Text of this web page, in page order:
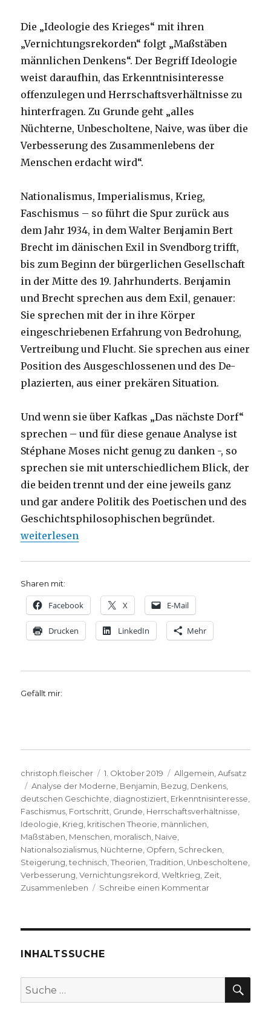
Die „Ideologie des Krieges“ mit ihren
„Vernichtungsrekorden“ folgt „Maßstäben
männlichen Denkens“. Der Begriff Ideologie
weist daraufhin, das Erkenntnisinteresse
offenzulegen und Herrschaftsverhältnisse zu
hinterfragen. Zu Grunde geht „alles
Nüchterne, Unbescholtene, Naive, was über die
Verbesserung des Zusammenlebens der
Menschen erdacht wird“.
Nationalismus, Imperialismus, Krieg,
Faschismus – so führt die Spur zurück aus
dem Jahr 1934, in dem Walter Benjamin Bert
Brecht im dänischen Exil in Svendborg trifft,
bis zum Beginn der bürgerlichen Gesellschaft
in der Mitte des 19. Jahrhunderts. Benjamin
und Brecht sprechen aus dem Exil, genauer:
Sie sprechen mit der in ihre Körper
eingeschriebenen Erfahrung von Bedrohung,
Vertreibung und Flucht. Sie sprechen aus einer
Position des Ausgeschlossenen und des De-
plazierten, aus einer prekären Situation.
Und wenn sie über Kafkas „Das nächste Dorf“
sprechen – und für diese genaue Analyse ist
Stéphane Moses nicht genug zu danken -, so
sprechen sie mit unterschiedlichem Blick, der
die beiden trennt und der eine jeweils ganz
und gar andere Politik des Poetischen und des
Geschichtsphilosophischen begründet.
„Die eingeschriebenen Spuren des Faschismus –
weiterlesen
Sharen mit:
Facebook X E-Mail
Drucken LinkedIn Mehr
Gefällt mir:
Autor
christoph.fleischer
Veröffentlicht
am
1. Oktober 2019 Kategorien
Allgemein ,Aufsatz
Schlagwörter
Analyse der Moderne Benjamin Bezug Denkens
deutschen Geschichte diagnostiziert Erkenntnisinteresse
Faschismus Fortschritt Grunde Herrschaftsverhältnisse
Ideologie Krieg kritischen Theorie männlichen
Maßstäben Menschen moralisch Naive
Nationalsozialismus Nüchterne Opfern Schrecken
Steigerung ,technisch ,Theorien ,Tradition Unbescholtene
Verbesserung ,Vernichtungsrekord ,Weltkrieg Zeit
Zusammenleben
Schreibe einen Kommentarzu
Kafka,
Benjamin
und
INHALTSSUCHE
Suche
nach: